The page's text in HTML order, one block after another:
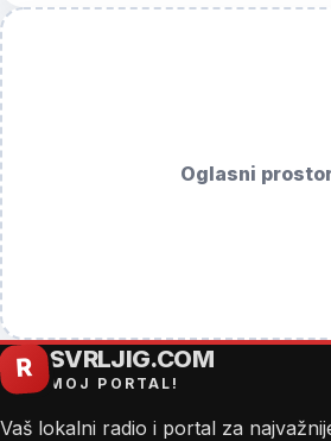
Oglasni
R SVRLJIG.COM
MOJ PORTAL!
Vaš lokalni radio i portal za